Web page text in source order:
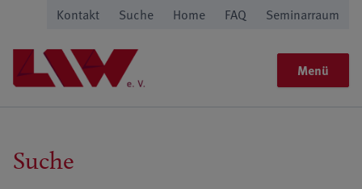
Kontakt Suche Home FAQ Seminarraum
Menü
Suche